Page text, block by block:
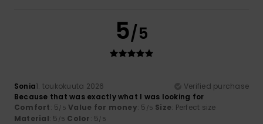
5/5
Sonia1. toukokuuta 2026
Verified purchase
Because that was exactly what I was looking for
Comfort: 5/5 Value for money: 5 /5 Size: Perfect size
Material: 5 /5 Color: 5/5